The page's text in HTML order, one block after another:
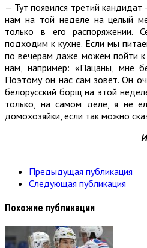
— Тут появился третий
нам на той неделе на целый
только в его распоряжении.
подходим к кухне. Если мы
по вечерам даже можем пойти
нам, например: «Пацаны, мне
Поэтому он нас сам зовёт. Он
белорусский борщ на этой
только, на самом деле, я не
домохозяйки, если так можно
Предыдущая публикация
Следующая публикация
Похожие публикации